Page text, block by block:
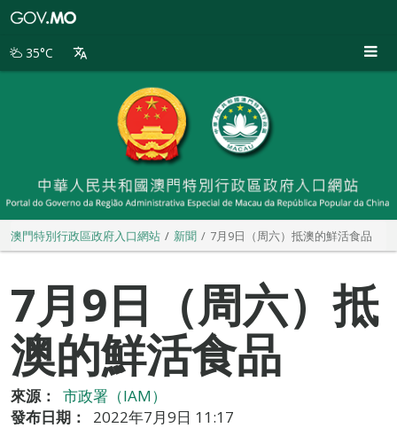
別
35°C
澳門特別行政區政府入口網站 新聞 7月9日（周六）抵澳的鮮活食品
7月9日（周六）抵
澳的鮮活食品
來源：
市政署（IAM）
發布日期：
2022年7月9日 11:17